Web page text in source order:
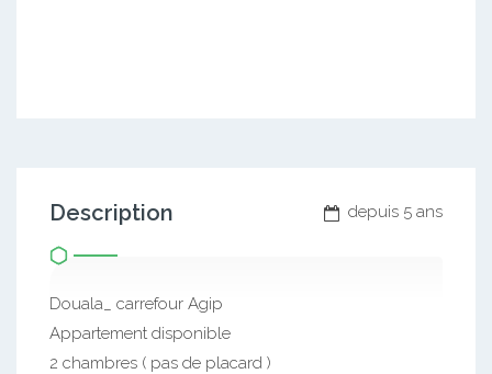
depuis 5 ans
Description
Douala_ carrefour Agip
Appartement disponible
2 chambres ( pas de placard )